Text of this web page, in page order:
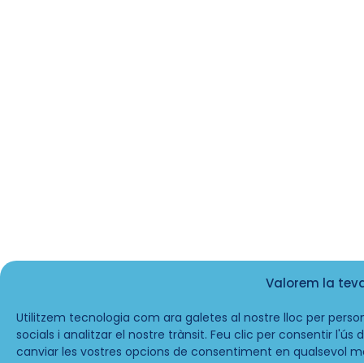
Valorem la
Utilitzem tecnologia com ara galetes al nostre lloc per
socials i analitzar el nostre trànsit. Feu clic per consentir
canviar les vostres opcions de consentiment en qualsevol